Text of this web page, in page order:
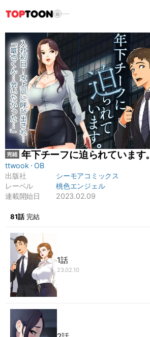
年下チーフに迫られています。
ttwook
OB
出版社
シーモアコミックス
レーベル
桃色エンジェル
連載開始日
2023.02.09
81話 完結
1話
23.02.10